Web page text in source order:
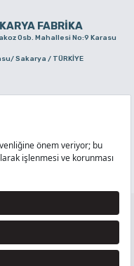
FABRİKA
Osb. Mahallesi No:9 Karasu
Sakarya / TÜRKİYE
ŞTİ..’E AİTTİR
Metni - Veri Sahibi Başvuru